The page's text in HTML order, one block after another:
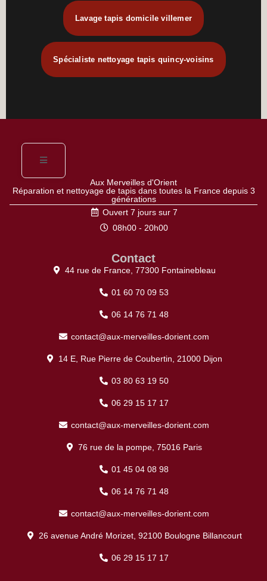
Lavage tapis domicile villemer
Spécialiste nettoyage tapis quincy-voisins
Aux Merveilles d'Orient
Réparation et nettoyage de tapis dans toutes la France depuis 3
générations
Ouvert 7 jours sur 7
08h00 - 20h00
Contact
44 rue de France, 77300 Fontainebleau
01 60 70 09 53
06 14 76 71 48
contact@aux-merveilles-dorient.com
14 E, Rue Pierre de Coubertin, 21000 Dijon
03 80 63 19 50
06 29 15 17 17
contact@aux-merveilles-dorient.com
76 rue de la pompe, 75016 Paris
01 45 04 08 98
06 14 76 71 48
contact@aux-merveilles-dorient.com
26 avenue André Morizet, 92100 Boulogne Billancourt
06 29 15 17 17